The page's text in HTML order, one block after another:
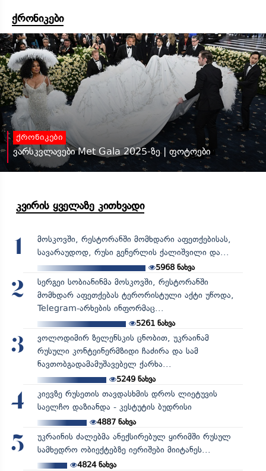
ქრონიკები
ქრონიკები
ვარსკვლავები Met Gala 2025-ზე | ფოტოები
კვირის ყველაზე კითხვადი
1
მოსკოვში, რესტორანში მომხდარი აფეთქებისას,
სავარაუდოდ, რუსი გენერლის ქალიშვილი და...
5968 ნახვა
2
სერგეი სობიანინმა მოსკოვში, რესტორანში
მომხდარ აფეთქებას ტერორისტული აქტი უწოდა,
Telegram-არხების ინფორმაც...
5261ნახვა
3
ვოლოდიმირ ზელენსკის ცნობით, უკრაინამ
რუსული კონტეინერმზიდი ჩაძირა და სამ
ნავთობგადამამუშავებელ ქარხა...
5249ნახვა
4
კიევზე რუსეთის თავდასხმის დროს ლიეტუვის
საელჩო დაზიანდა - კესტუტის ბუდრისი
4887ნახვა
5
უკრაინის ძალებმა ანექსირებულ ყირიმში რუსულ
სამხედრო ობიექტებზე იერიშები მიიტანეს...
4824ნახვა